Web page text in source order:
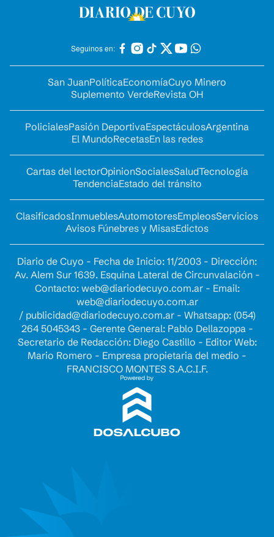
Seguinos en:
San JuanPolíticaEconomíaCuyo Minero
Suplemento VerdeRevista OH
PolicialesPasión DeportivaEspectáculosArgentina
El MundoRecetasEn las redes
Cartas del lectorOpinionSocialesSaludTecnología
TendenciaEstado del tránsito
ClasificadosInmueblesAutomotoresEmpleosServicios
Avisos Fúnebres y MisasEdictos
Diario de Cuyo - Fecha de Inicio: 11/2003 - Dirección:
Av. Alem Sur 1639. Esquina Lateral de Circunvalación -
Contacto: web@diariodecuyo.com.ar- Email:
web@diariodecuyo.com.ar
/ publicidad@diariodecuyo.com.ar- Whatsapp: (054)
264 5045343 - Gerente General: Pablo Dellazoppa -
Secretario de Redacción: Diego Castillo - Editor Web:
Mario Romero - Empresa propietaria del medio -
FRANCISCO MONTES S.A.C.I.F.